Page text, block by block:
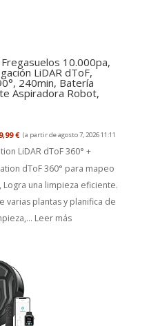
10.000pa,
LiDAR dToF,
240min, Batería
Aspiradora Robot,
€ (a partir de agosto 7, 2026 11:11
LiDAR dToF 360° +
dToF 360° para mapeo
una limpieza eficiente.
varias plantas y planifica de
Leer más